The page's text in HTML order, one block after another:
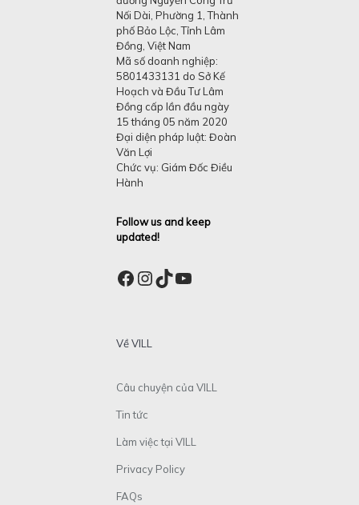
Nối Dài, Phường 1, Thành
phố Bảo Lộc, Tỉnh Lâm
Đồng, Việt Nam
Mã số doanh nghiệp:
5801433131 do Sở Kế
Hoạch và Đầu Tư Lâm
Đồng cấp lần đầu ngày
15 tháng 05 năm 2020
Đại diện pháp luật: Đoàn
Văn Lợi
Chức vụ: Giám Đốc Điều
Hành
Follow us and keep
updated!
Facebook
Instagram
TikTok
YouTube
Về VILL
Câu chuyện của VILL
Tin tức
Làm việc tại VILL
Privacy Policy
FAQs